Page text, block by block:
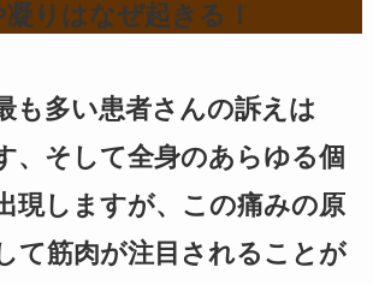
りはなぜ起きる！
も多い患者さんの訴えは
、そして全身のあらゆる個
現しますが、この痛みの原
て筋肉が注目されることが